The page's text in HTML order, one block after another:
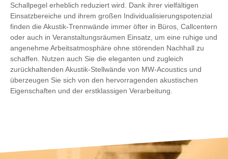
Schallpegel erheblich reduziert wird. Dank ihrer vielfältigen
Einsatzbereiche und ihrem großen Individualisierungspotenzial
finden die Akustik-Trennwände immer öfter in Büros, Callcentern
oder auch in Veranstaltungsräumen Einsatz, um eine ruhige und
angenehme Arbeitsatmosphäre ohne störenden Nachhall zu
schaffen. Nutzen auch Sie die eleganten und zugleich
zurückhaltenden Akustik-Stellwände von MW-Acoustics und
überzeugen Sie sich von den hervorragenden akustischen
Eigenschaften und der erstklassigen Verarbeitung.